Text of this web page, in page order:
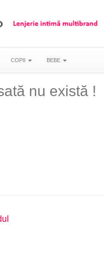
COPII BEBE
nu există !